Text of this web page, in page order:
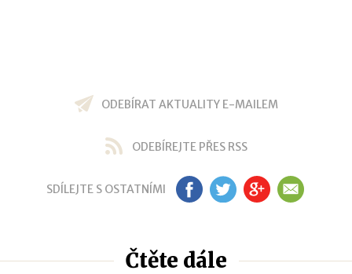
ODEBÍRAT AKTUALITY E-MAILEM
ODEBÍREJTE PŘES RSS
SDÍLEJTE S OSTATNÍMI FB TW GP EM
Čtěte dále